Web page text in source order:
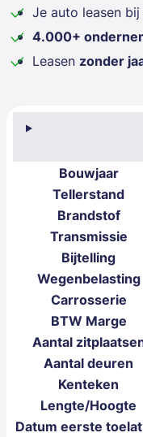
Bouwjaar
Tellerstand
Brandstof
Transmissie
Bijtelling
Wegenbelasting
Carrosserie
BTW Marge
Aantal
Aantal deuren
Kenteken
Lengte/Hoogte
Datum eerste
Je auto leasen bij
4.000+
Leasen zonder